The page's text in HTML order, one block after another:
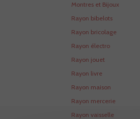
Montres et Bijoux
Rayon bibelots
Rayon bricolage
Rayon électro
Rayon jouet
Rayon livre
Rayon maison
Rayon mercerie
Rayon vaisselle